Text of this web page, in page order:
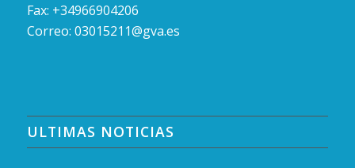
Fax: +34966904206
Correo: 03015211@gva.es
ULTIMAS NOTICIAS